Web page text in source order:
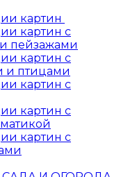
картин
картин с
пейзажами
картин с
и птицами
картин с
картин с
картин с